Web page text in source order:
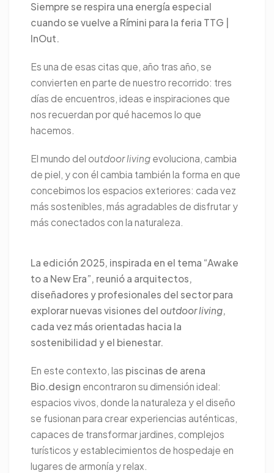
Siempre se respira una energía especial
cuando se vuelve a Rímini para la feria TTG |
InOut.
Es una de esas citas que, año tras año, se
convierten en parte de nuestro recorrido: tres
días de encuentros, ideas e inspiraciones que
nos recuerdan por qué hacemos lo que
hacemos.
El mundo del outdoor living evoluciona, cambia
de piel, y con él cambia también la forma en que
concebimos los espacios exteriores: cada vez
más sostenibles, más agradables de disfrutar y
más conectados con la naturaleza.
La edición 2025, inspirada en el tema “Awake
to a New Era”, reunió a arquitectos,
diseñadores y profesionales del sector para
explorar nuevas visiones del outdoor living,
cada vez más orientadas hacia la
sostenibilidad y el bienestar.
En este contexto, las piscinas de arena
Bio.design encontraron su dimensión ideal:
espacios vivos, donde la naturaleza y el diseño
se fusionan para crear experiencias auténticas,
capaces de transformar jardines, complejos
turísticos y establecimientos de hospedaje en
lugares de armonía y relax.